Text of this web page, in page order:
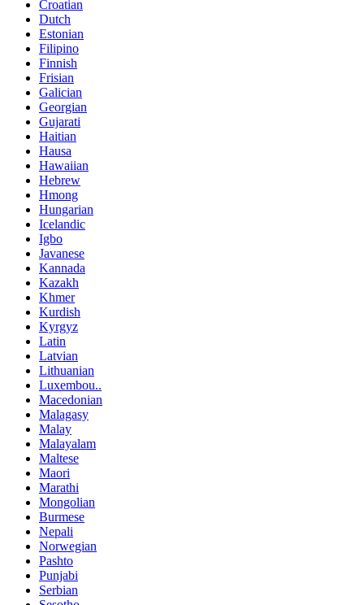
Croatian
Dutch
Estonian
Filipino
Finnish
Frisian
Galician
Georgian
Gujarati
Haitian
Hausa
Hawaiian
Hebrew
Hmong
Hungarian
Icelandic
Igbo
Javanese
Kannada
Kazakh
Khmer
Kurdish
Kyrgyz
Latin
Latvian
Lithuanian
Luxembou..
Macedonian
Malagasy
Malay
Malayalam
Maltese
Maori
Marathi
Mongolian
Burmese
Nepali
Norwegian
Pashto
Punjabi
Serbian